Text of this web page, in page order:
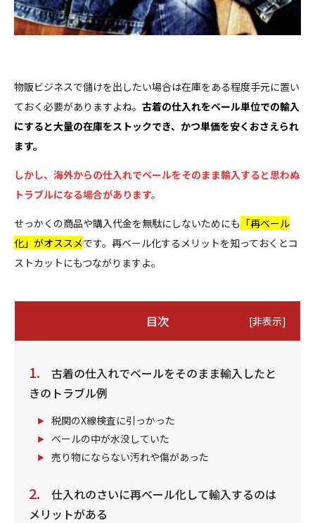
物販ビジネスで儲けを出したい場合は在庫をある程度手元に置い
ておく必要がありますよね。 古着の仕入れをベール単位での輸入
にすると大量の在庫をストックでき、かつ単価を安くおさえられ
ます。
しかし、海外からの仕入れでベールをそのまま輸入すると思わぬ
トラブルになる場合があります。
せっかくの商品や購入代金を無駄にしないためにも 「再ベール
化」がオススメです。再ベール化するメリットを知っておくとコ
ストカットにもつながりますよ。
目次 [非表示]
古着の仕入れでベールをそのまま輸入したと
きのトラブル例
税関のX線検査に引っかった
ベールの中が水没していた
売り物にならない汚れや傷があった
仕入れのさいに再ベール化して輸入するのは
メリットがある